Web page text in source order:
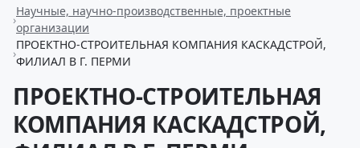
Научные, научно-производственные, проектные
организации
ПРОЕКТНО-СТРОИТЕЛЬНАЯ КОМПАНИЯ КАСКАДСТРОЙ,
ФИЛИАЛ В Г. ПЕРМИ
ПРОЕКТНО-СТРОИТЕЛЬНАЯ
КОМПАНИЯ КАСКАДСТРОЙ,